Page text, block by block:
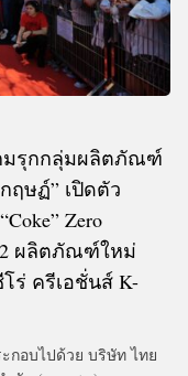
กมรุกกลุ่มผลิตภัณฑ์
ฤษฏ์” เปิดตัว
Zero
2 ผลิตภัณฑ์ใหม่
ร่ ครีเอชั่นส์ K-
กอบไปด้วย บริษัท ไทย